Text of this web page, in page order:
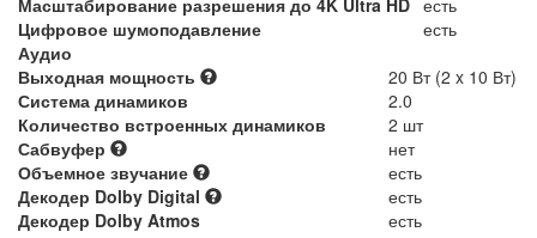
Цифровое шумоподавление
есть
Аудио
Выходная мощность
20 Вт (2 x 10 Вт)
Система динамиков
2.0
Количество встроенных динамиков
2 шт
Сабвуфер
нет
Объемное звучание
есть
Декодер Dolby Digital
есть
Декодер Dolby Atmos
есть